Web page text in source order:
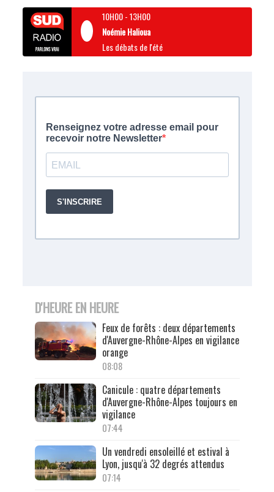
10H00-13H00
Noémie Halioua
Les débats de l'été
D'HEURE EN HEURE
Feux de forêts : deux départements
d'Auvergne-Rhône-Alpes en vigilance
orange
08:08
Canicule : quatre départements
d'Auvergne-Rhône-Alpes toujours en
vigilance
07:44
Un vendredi ensoleillé et estival à
Lyon, jusqu'à 32 degrés attendus
07:14